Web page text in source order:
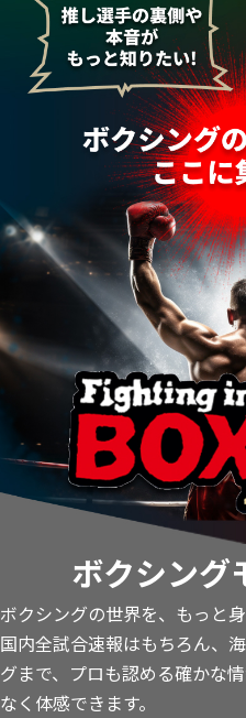
ボクシング
ボクシングの世界を、もっと身
国内全試合速報はもちろん、
グまで、プロも認める確かな
なく体感できます。